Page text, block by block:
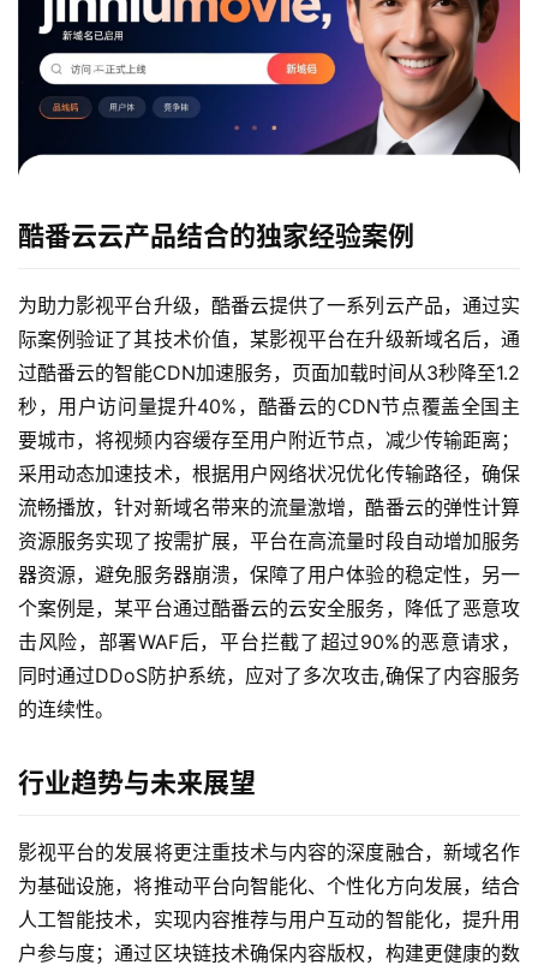
首
页
酷番云云产品结合的独家经验案例
为助力影视平台升级，酷番云提供了一系列云产品，通过实
际案例验证了其技术价值，某影视平台在升级新域名后，通
过酷番云的智能CDN加速服务，页面加载时间从3秒降至1.2
秒，用户访问量提升40%，酷番云的CDN节点覆盖全国主
要城市，将视频内容缓存至用户附近节点，减少传输距离；
采用动态加速技术，根据用户网络状况优化传输路径，确保
流畅播放，针对新域名带来的流量激增，酷番云的弹性计算
资源服务实现了按需扩展，平台在高流量时段自动增加服务
器资源，避免服务器崩溃，保障了用户体验的稳定性，另一
个案例是，某平台通过酷番云的云安全服务，降低了恶意攻
击风险，部署WAF后，平台拦截了超过90%的恶意请求，
同时通过DDoS防护系统，应对了多次攻击,确保了内容服务
的连续性。
行业趋势与未来展望
影视平台的发展将更注重技术与内容的深度融合，新域名作
为基础设施，将推动平台向智能化、个性化方向发展，结合
人工智能技术，实现内容推荐与用户互动的智能化，提升用
户参与度；通过区块链技术确保内容版权，构建更健康的数